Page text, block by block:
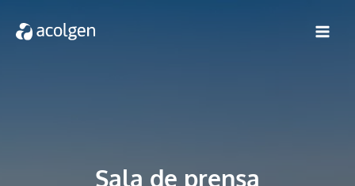
Sala de prensa